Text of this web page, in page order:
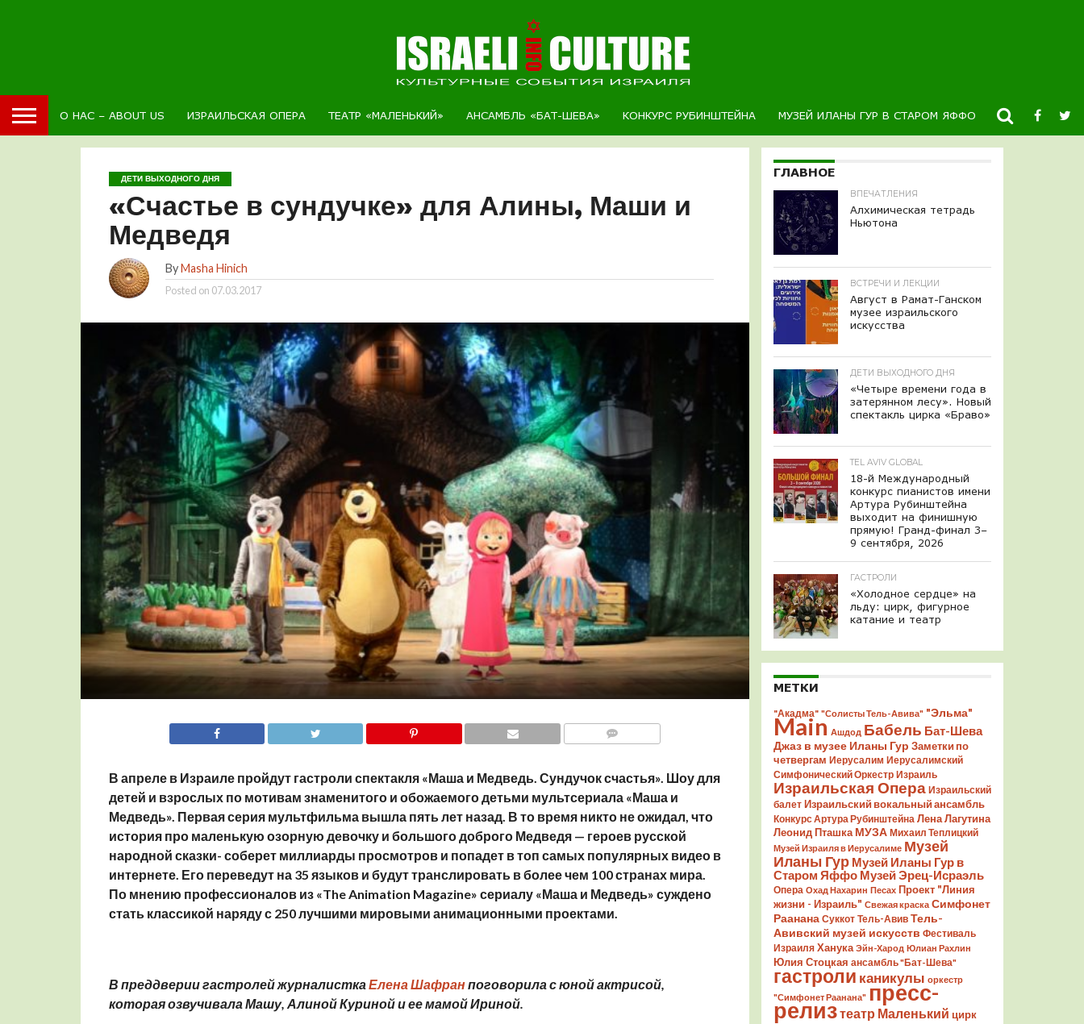
О НАС – ABOUT US ИЗРАИЛЬСКАЯ ОПЕРА ТЕАТР «МАЛЕНЬКИЙ» АНСАМБЛЬ «БАТ-ШЕВА» КОНКУРС РУБИНШТЕЙНА МУЗЕЙ ИЛАНЫ ГУР В СТАРОМ ЯФФО НОВОСТИ
ДЕТИ ВЫХОДНОГО ДНЯ
«Счастье в сундучке» для Алины, Маши и
Медведя
ByMasha Hinich
Posted on 07.03.2017
В апреле в Израиле пройдут гастроли спектакля «Маша и Медведь. Сундучок счастья». Шоу для
детей и взрослых по мотивам знаменитого и обожаемого детьми мультсериала «Маша и
Медведь». Первая серия мультфильма вышла пять лет назад. В то время никто не ожидал, что
история про маленькую озорную девочку и большого доброго Медведя — героев русской
народной сказки- соберет миллиарды просмотров и попадет в топ самых популярных видео в
интернете. Его переведут на 35 языков и будут транслировать в более чем 100 странах мира.
По мнению профессионалов из «TheAnimation Magazine» сериалу «Маша и Медведь» суждено
стать классикой наряду с 250 лучшими мировыми анимационными проектами.
В преддверии гастролей журналистка Елена Шафранпоговорила с юной актрисой,
которая озвучивала Машу, Алиной Куриной и ее мамой Ириной.
ГЛАВНОЕ
ВПЕЧАТЛЕНИЯ
Алхимическая тетрадь
Ньютона
ВСТРЕЧИ И ЛЕКЦИИ
Август в Рамат-Ганском
музее израильского
искусства
ДЕТИ ВЫХОДНОГО ДНЯ
«Четыре времени года в
затерянном лесу». Новый
спектакль цирка «Браво»
TEL AVIV GLOBAL
18-й Международный
конкурс пианистов имени
Артура Рубинштейна
выходит на финишную
прямую! Гранд-финал 3–
9 сентября, 2026
ГАСТРОЛИ
«Холодное сердце» на
льду: цирк, фигурное
катание и театр
МЕТКИ
"Акадма" "Солисты Тель-Авива" "Эльма"
Main Ашдод Бабель Бат-Шева
Джаз в музее Иланы Гур Заметки по
четвергам Иерусалим Иерусалимский
Симфонический Оркестр Израиль
Израильская Опера Израильский
балет Израильский вокальный ансамбль
Конкурс Артура Рубинштейна Лена Лагутина
Леонид Пташка МУЗА Михаил Теплицкий
Музей Израиля в Иерусалиме Музей
Иланы Гур Музей Иланы Гур в
Старом Яффо Музей Эрец-Исраэль
Опера Охад Нахарин Песах Проект "Линия
жизни - Израиль" Свежая краска Симфонет
Раанана Суккот Тель-Авив Тель-
Авивский музей искусств Фестиваль
Израиля Ханука Эйн-Харод Юлиан Рахлин
Юлия Стоцкая ансамбль "Бат-Шева"
гастроли каникулы оркестр
"Симфонет Раанана" пресс-
релизтеатр Маленький цирк